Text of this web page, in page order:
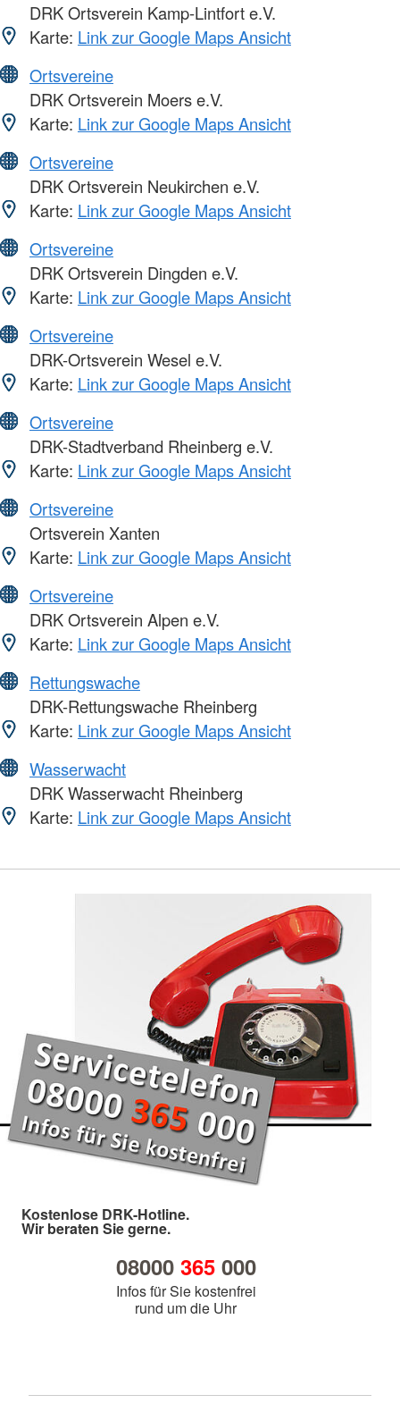
DRK Ortsverein Kamp-Lintfort e.V.
Karte: Link zur Google Maps Ansicht
Ortsvereine
DRK Ortsverein Moers e.V.
Karte: Link zur Google Maps Ansicht
Ortsvereine
DRK Ortsverein Neukirchen e.V.
Karte: Link zur Google Maps Ansicht
Ortsvereine
DRK Ortsverein Dingden e.V.
Karte: Link zur Google Maps Ansicht
Ortsvereine
DRK-Ortsverein Wesel e.V.
Karte: Link zur Google Maps Ansicht
Ortsvereine
DRK-Stadtverband Rheinberg e.V.
Karte: Link zur Google Maps Ansicht
Ortsvereine
Ortsverein Xanten
Karte: Link zur Google Maps Ansicht
Ortsvereine
DRK Ortsverein Alpen e.V.
Karte: Link zur Google Maps Ansicht
Rettungswache
DRK-Rettungswache Rheinberg
Karte: Link zur Google Maps Ansicht
Wasserwacht
DRK Wasserwacht Rheinberg
Karte: Link zur Google Maps Ansicht
Kostenlose DRK-Hotline.
Wir beraten Sie gerne.
08000 365000
Infos für Sie kostenfrei
rund um die Uhr